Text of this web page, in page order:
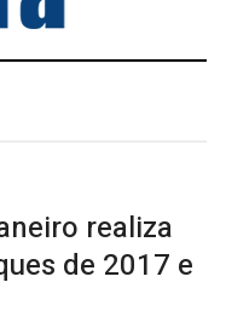
realiza
de 2017 e